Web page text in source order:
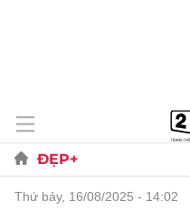
ĐẸP+
thứ bảy, 16/08/2025 - 14:02